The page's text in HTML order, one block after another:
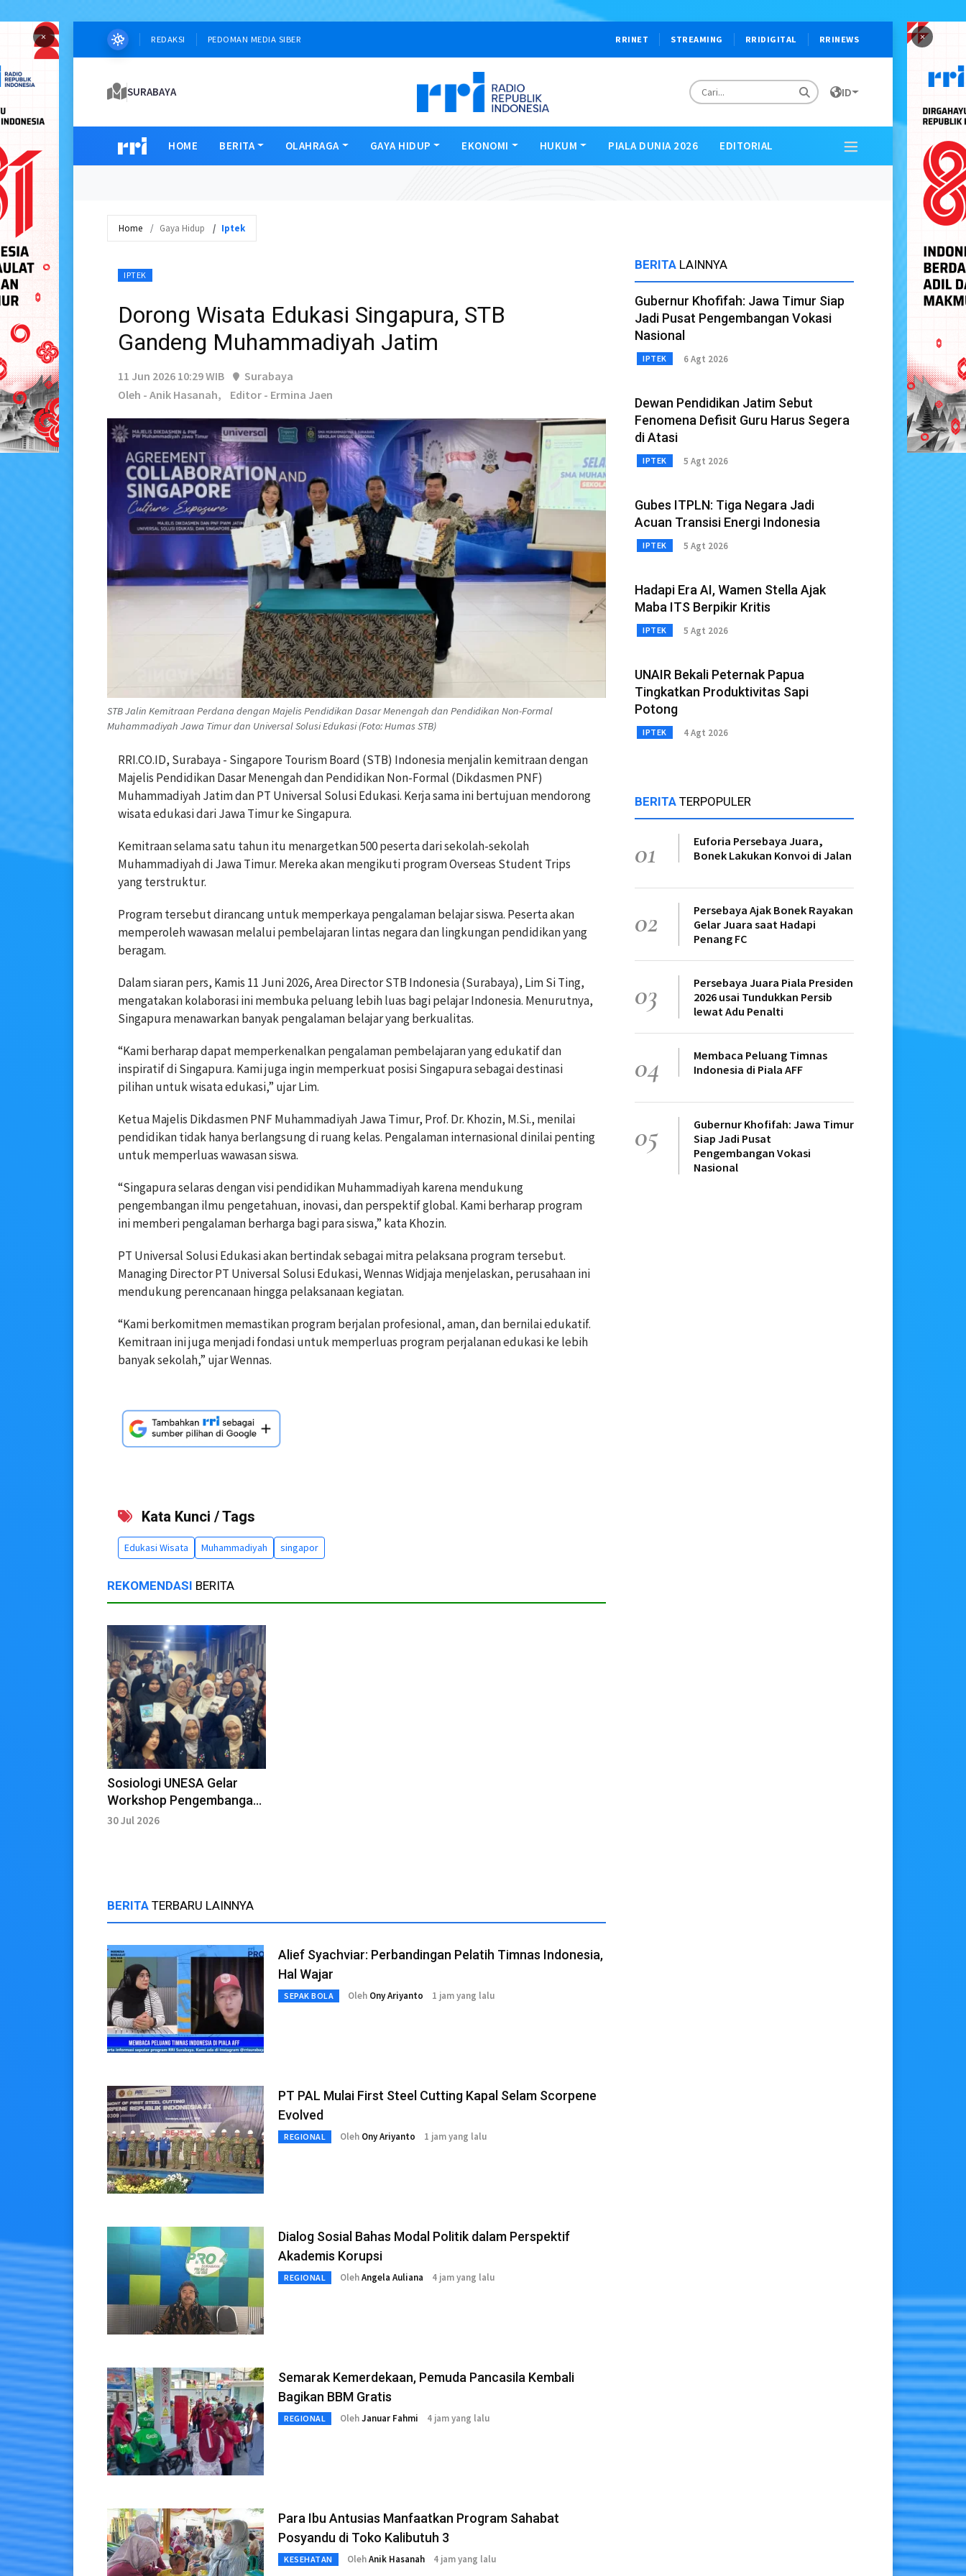
× ×
REDAKSI PEDOMAN MEDIA SIBER RRINET STREAMING RRIDIGITAL RRINEWS
SURABAYA ID
HOME BERITA OLAHRAGA GAYA HIDUP EKONOMI HUKUM PIALA DUNIA 2026 EDITORIAL
Home Gaya Hidup Iptek
IPTEK
Dorong Wisata Edukasi Singapura, STB
Gandeng Muhammadiyah Jatim
11 Jun 2026 10:29 WIB
Surabaya
Oleh - Anik Hasanah,
Editor - Ermina Jaen
STB Jalin Kemitraan Perdana dengan Majelis Pendidikan Dasar Menengah dan Pendidikan Non-Formal
Muhammadiyah Jawa Timur dan Universal Solusi Edukasi (Foto: Humas STB)
RRI.CO.ID, Surabaya - Singapore Tourism Board (STB) Indonesia menjalin kemitraan dengan
Majelis Pendidikan Dasar Menengah dan Pendidikan Non-Formal (Dikdasmen PNF)
Muhammadiyah Jatim dan PT Universal Solusi Edukasi. Kerja sama ini bertujuan mendorong
wisata edukasi dari Jawa Timur ke Singapura.
Kemitraan selama satu tahun itu menargetkan 500 peserta dari sekolah-sekolah
Muhammadiyah di Jawa Timur. Mereka akan mengikuti program Overseas Student Trips
yang terstruktur.
Program tersebut dirancang untuk memperkaya pengalaman belajar siswa. Peserta akan
memperoleh wawasan melalui pembelajaran lintas negara dan lingkungan pendidikan yang
beragam.
Dalam siaran pers, Kamis 11 Juni 2026, Area Director STB Indonesia (Surabaya), Lim Si Ting,
mengatakan kolaborasi ini membuka peluang lebih luas bagi pelajar Indonesia. Menurutnya,
Singapura menawarkan banyak pengalaman belajar yang berkualitas.
“Kami berharap dapat memperkenalkan pengalaman pembelajaran yang edukatif dan
inspiratif di Singapura. Kami juga ingin memperkuat posisi Singapura sebagai destinasi
pilihan untuk wisata edukasi,” ujar Lim.
Ketua Majelis Dikdasmen PNF Muhammadiyah Jawa Timur, Prof. Dr. Khozin, M.Si., menilai
pendidikan tidak hanya berlangsung di ruang kelas. Pengalaman internasional dinilai penting
untuk memperluas wawasan siswa.
“Singapura selaras dengan visi pendidikan Muhammadiyah karena mendukung
pengembangan ilmu pengetahuan, inovasi, dan perspektif global. Kami berharap program
ini memberi pengalaman berharga bagi para siswa,” kata Khozin.
PT Universal Solusi Edukasi akan bertindak sebagai mitra pelaksana program tersebut.
Managing Director PT Universal Solusi Edukasi, Wennas Widjaja menjelaskan, perusahaan ini
mendukung perencanaan hingga pelaksanaan kegiatan.
“Kami berkomitmen memastikan program berjalan profesional, aman, dan bernilai edukatif.
Kemitraan ini juga menjadi fondasi untuk memperluas program perjalanan edukasi ke lebih
banyak sekolah,” ujar Wennas.
Kata Kunci / Tags
Edukasi Wisata Muhammadiyah singapor
REKOMENDASI BERITA
Sosiologi UNESA Gelar
Workshop Pengembangan
Kewirausahaan berbasis
30 Jul 2026
BERITA TERBARU LAINNYA
Alief Syachviar: Perbandingan Pelatih Timnas Indonesia,
Hal Wajar
SEPAK BOLA Oleh Ony Ariyanto 1 jam yang lalu
PT PAL Mulai First Steel Cutting Kapal Selam Scorpene
Evolved
REGIONAL Oleh Ony Ariyanto 1 jam yang lalu
Dialog Sosial Bahas Modal Politik dalam Perspektif
Akademis Korupsi
REGIONAL OlehAngela Auliana 4 jam yang lalu
Semarak Kemerdekaan, Pemuda Pancasila Kembali
Bagikan BBM Gratis
REGIONAL OlehJanuar Fahmi 4 jam yang lalu
Para Ibu Antusias Manfaatkan Program Sahabat
Posyandu di Toko Kalibutuh 3
KESEHATAN OlehAnik Hasanah 4 jam yang lalu
BERITA LAINNYA
Gubernur Khofifah: Jawa Timur Siap
Jadi Pusat Pengembangan Vokasi
Nasional
IPTEK 6 Agt 2026
Dewan Pendidikan Jatim Sebut
Fenomena Defisit Guru Harus Segera
di Atasi
IPTEK 5 Agt 2026
Gubes ITPLN: Tiga Negara Jadi
Acuan Transisi Energi Indonesia
IPTEK 5 Agt 2026
Hadapi Era AI, Wamen Stella Ajak
Maba ITS Berpikir Kritis
IPTEK 5 Agt 2026
UNAIR Bekali Peternak Papua
Tingkatkan Produktivitas Sapi
Potong
IPTEK 4 Agt 2026
BERITA TERPOPULER
01
Euforia Persebaya Juara,
Bonek Lakukan Konvoi di Jalan
02
Persebaya Ajak Bonek Rayakan
Gelar Juara saat Hadapi
Penang FC
03
Persebaya Juara Piala Presiden
2026 usai Tundukkan Persib
lewat Adu Penalti
04
Membaca Peluang Timnas
Indonesia di Piala AFF
05
Gubernur Khofifah: Jawa Timur
Siap Jadi Pusat
Pengembangan Vokasi
Nasional